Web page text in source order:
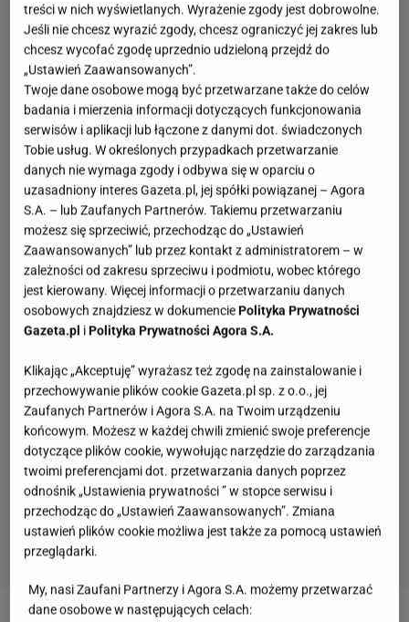
treści w nich wyświetlanych. Wyrażenie zgody jest dobrowolne.
Jeśli nie chcesz wyrazić zgody, chcesz ograniczyć jej zakres lub
chcesz wycofać zgodę uprzednio udzieloną przejdź do
„Ustawień Zaawansowanych”.
Twoje dane osobowe mogą być przetwarzane także do celów
badania i mierzenia informacji dotyczących funkcjonowania
serwisów i aplikacji lub łączone z danymi dot. świadczonych
Tobie usług. W określonych przypadkach przetwarzanie
danych nie wymaga zgody i odbywa się w oparciu o
uzasadniony interes Gazeta.pl, jej spółki powiązanej – Agora
S.A. – lub Zaufanych Partnerów. Takiemu przetwarzaniu
możesz się sprzeciwić, przechodząc do „Ustawień
Zaawansowanych” lub przez kontakt z administratorem – w
zależności od zakresu sprzeciwu i podmiotu, wobec którego
jest kierowany. Więcej informacji o przetwarzaniu danych
osobowych znajdziesz w dokumenciePolityka Prywatności
Gazeta.pl iPolityka Prywatności Agora S.A.
Klikając „Akceptuję” wyrażasz też zgodę na zainstalowanie i
przechowywanie plików cookie Gazeta.pl sp. z o.o., jej
Zaufanych Partnerów i Agora S.A. na Twoim urządzeniu
końcowym. Możesz w każdej chwili zmienić swoje preferencje
dotyczące plików cookie, wywołując narzędzie do zarządzania
twoimi preferencjami dot. przetwarzania danych poprzez
odnośnik „Ustawienia prywatności ” w stopce serwisu i
przechodząc do „Ustawień Zaawansowanych”. Zmiana
ustawień plików cookie możliwa jest także za pomocą ustawień
przeglądarki.
My, nasi Zaufani Partnerzy i Agora S.A. możemy przetwarzać
dane osobowe w następujących celach: